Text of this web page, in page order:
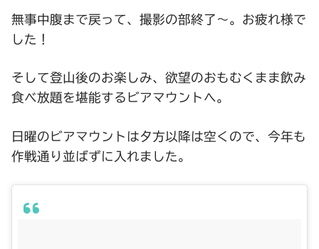
無事中腹まで戻って、撮影の部終了～。お疲れ様で
した！
そして登山後のお楽しみ、欲望のおもむくまま飲み
食べ放題を堪能するビアマウントへ。
日曜のビアマウントは夕方以降は空くので、今年も
作戦通り並ばずに入れました。